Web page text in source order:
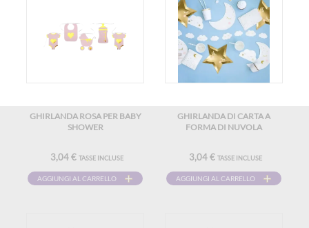
GHIRLANDA ROSA PER BABY
SHOWER
3,04 € TASSE INCLUSE
AGGIUNGI AL CARRELLO
GHIRLANDA DI CARTA A
FORMA DI NUVOLA
3,04 € TASSE INCLUSE
AGGIUNGI AL CARRELLO